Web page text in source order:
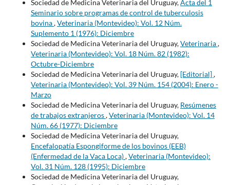
Sociedad de Medicina Veterinaria del Uruguay,Acta del 1
Seminario sobre programas de control de tuberculosis
bovina,Veterinaria (Montevideo): Vol. 12 Núm.
Suplemento 1 (1976): Diciembre
Sociedad de Medicina Veterinaria del Uruguay,Veterinaria,
Veterinaria (Montevideo): Vol. 18 Núm. 82 (1982):
Octubre-Diciembre
Sociedad de Medicina Veterinaria del Uruguay, [Editorial],
Veterinaria (Montevideo): Vol. 39 Núm. 154 (2004): Enero -
Marzo
Sociedad de Medicina Veterinaria del Uruguay, Resúmenes
de trabajos extranjeros,Veterinaria (Montevideo): Vol. 14
Núm. 66 (1977): Diciembre
Sociedad de Medicina Veterinaria del Uruguay,
Encefalopatía Espongiforme de los bovinos (EEB)
(Enfermedad de la Vaca Loca),Veterinaria (Montevideo):
Vol. 31 Núm. 128 (1995): Diciembre
Sociedad de Medicina Veterinaria del Uruguay,